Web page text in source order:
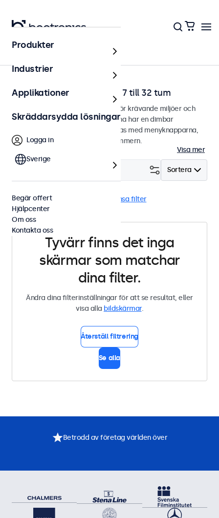
Hem
Dimbara bildskärmar från 7 till 32 tum
Dimbara bildskärmar designade för krävande miljöer och
kontinuerlig användning. Skärmarna har en dimbar
bakgrundsbelysning och kan dimras med menyknapparna,
fjärrkontrollen eller den valfria dimmern.
Visa mer
Sortera
Dimning Panel monterad Rensa filter
Tyvärr finns det inga
skärmar som matchar
dina filter.
Ändra dina filterinställningar för att se resultat, eller
visa alla bildskärmar.
Återställ filtrering
Se alla
Produkter
Industrier
Applikationer
Skräddarsydda lösningar
Logga in
Sverige
Begär offert
Hjälpcenter
Om oss
Kontakta oss
Betrodd av företag världen över